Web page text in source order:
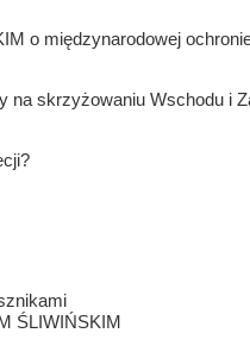
o międzynarodowej
na skrzyżowaniu Wschodu i
ŚLIWIŃSKIM